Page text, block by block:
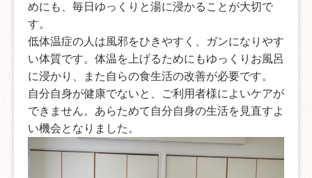
めにも、毎日ゆっくりと湯に浸かることが大切で
す。
低体温症の人は風邪をひきやすく、ガンになりやす
い体質です。体温を上げるためにもゆっくりお風呂
に浸かり、また自らの食生活の改善が必要です。
自分自身が健康でないと、ご利用者様によいケアが
できません。あらためて自分自身の生活を見直すよ
い機会となりました。